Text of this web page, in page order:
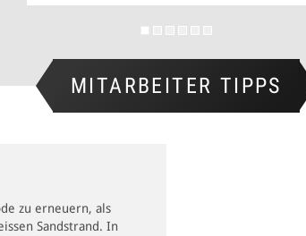
ZUM ANGEBOT
MITARBEITER TIPPS
zu erneuern, als
Sandstrand. In